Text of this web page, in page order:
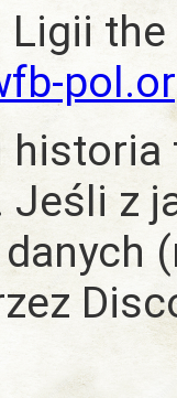
Ligii
historia
Jeśli z